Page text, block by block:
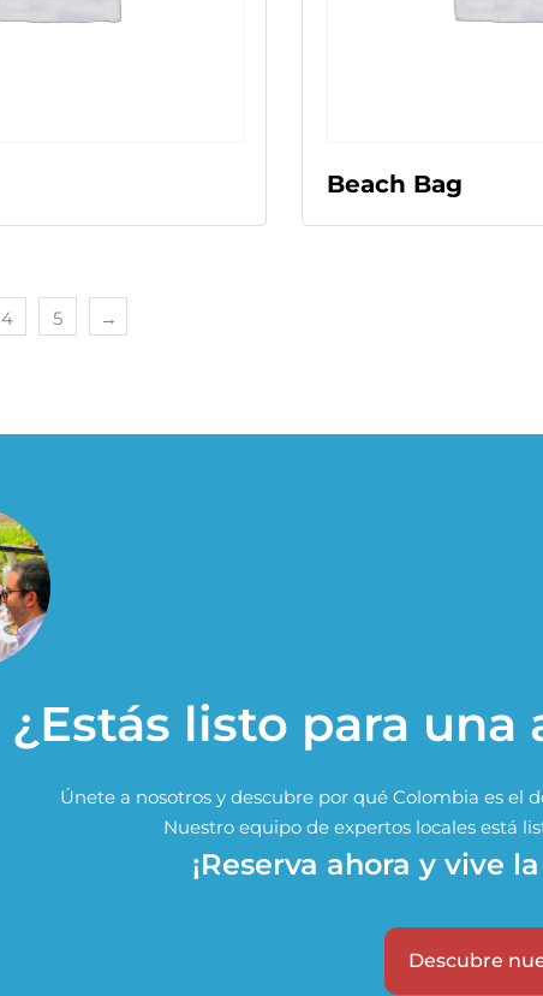
Beach Bag
4 5 →
¿Estás listo para
Únete a nosotros y descubre por qué Colombia es el
Nuestro equipo de expertos locales está
¡Reserva ahora y vive
Descubre